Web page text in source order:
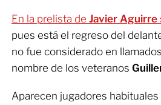
En la prelista de Javier Aguirre
pues está el regreso del
no fue considerado en
nombre de los veteranos
Aparecen jugadores